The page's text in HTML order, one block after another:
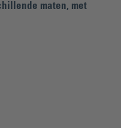
maten, met